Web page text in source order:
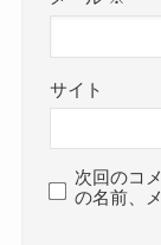
サイト
次回のコ
の名前、